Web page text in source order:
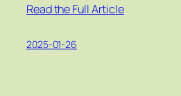
Read the Full Article
2025-01-26